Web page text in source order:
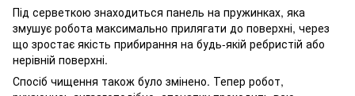
Під серветкою знаходиться панель на пружинках, яка
змушує робота максимально прилягати до поверхні, через
що зростає якість прибирання на будь-якій ребристій або
нерівній поверхні.
Спосіб чищення також було змінено. Тепер робот,